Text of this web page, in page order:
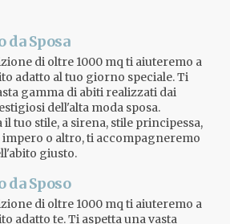
da Sposa
di oltre 1000 mq ti aiuteremo a
adatto al tuo giorno speciale. Ti
gamma di abiti realizzati dai
dell'alta moda sposa.
il tuo stile, a sirena, stile principessa,
impero o altro, ti accompagneremo
giusto.
da Sposo
di oltre 1000 mq ti aiuteremo a
adatto te. Ti aspetta una vasta